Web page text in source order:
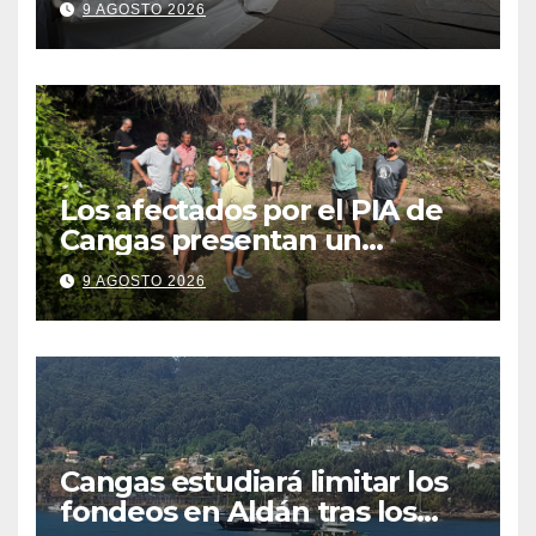
fiestas más plurales
9 AGOSTO 2026
Los afectados por el PIA de
Cangas presentan un
recurso: “Lo vamos a luchar”
9 AGOSTO 2026
Cangas estudiará limitar los
fondeos en Aldán tras los